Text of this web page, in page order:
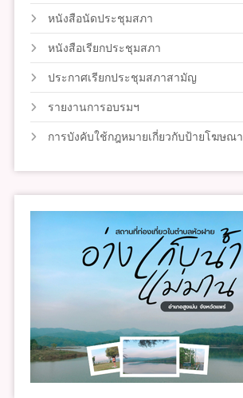
หนังสือนัดประชุมสภา
หนังสือเรียกประชุมสภา
ประกาศเรียกประชุมสภาสามัญ
รายงานการอบรมฯ
การบังคับใช้กฎหมายเกี่ยวกับป้ายโฆษณา